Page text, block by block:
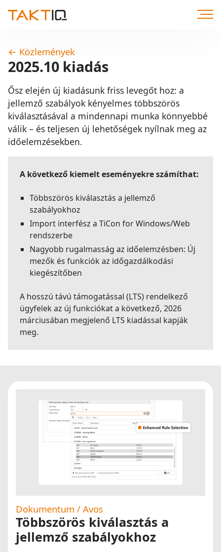
← Közlemények
2025.10 kiadás
Ősz elején új kiadásunk friss levegőt hoz: a
jellemző szabályok kényelmes többszörös
kiválasztásával a mindennapi munka könnyebbé
válik – és teljesen új lehetőségek nyílnak meg az
időelemzésekben.
A következő kiemelt eseményekre számíthat:
Többszörös kiválasztás a jellemző
szabályokhoz
Import interfész a TiCon for Windows/Web
rendszerbe
Nagyobb rugalmasság az időelemzésben: Új
mezők és funkciók az időgazdálkodási
kiegészítőben
A hosszú távú támogatással (LTS) rendelkező
ügyfelek az új funkciókat a következő, 2026
márciusában megjelenő LTS kiadással kapják
meg.
Dokumentum / Avos
Többszörös kiválasztás a
jellemző szabályokhoz